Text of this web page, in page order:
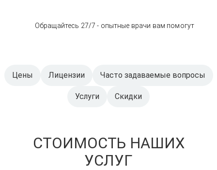
Обращайтесь 27/7 - опытные врачи вам помогут
Цены Лицензии Часто задаваемые вопросы
Услуги Скидки
СТОИМОСТЬ НАШИХ
УСЛУГ